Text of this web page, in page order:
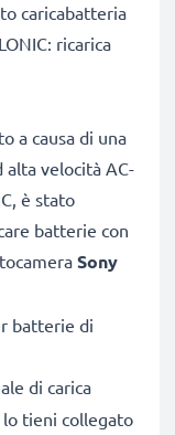
caricabatteria
ricarica
a causa di una
alta velocità AC-
è stato
batterie con
Sony
batterie di
di carica
lo tieni collegato